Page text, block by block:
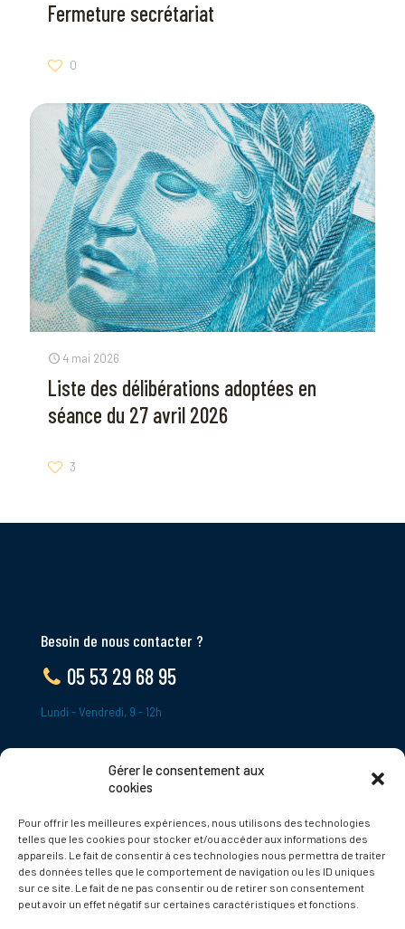
Gérer le consentement aux
cookies
Pour offrir les meilleures expériences, nous utilisons des technologies
telles que les cookies pour stocker et/ou accéder aux informations des
appareils. Le fait de consentir à ces technologies nous permettra de traiter
des données telles que le comportement de navigation ou les ID uniques
sur ce site. Le fait de ne pas consentir ou de retirer son consentement
peut avoir un effet négatif sur certaines caractéristiques et fonctions.
Fermeture secrétariat
0
4 mai 2026
Liste des délibérations adoptées en
séance du 27 avril 2026
3
Besoin de nous contacter ?
05 53 29 68 95
Lundi - Vendredi, 9 - 12h
24620 Tamniès
France
Politique de cookies